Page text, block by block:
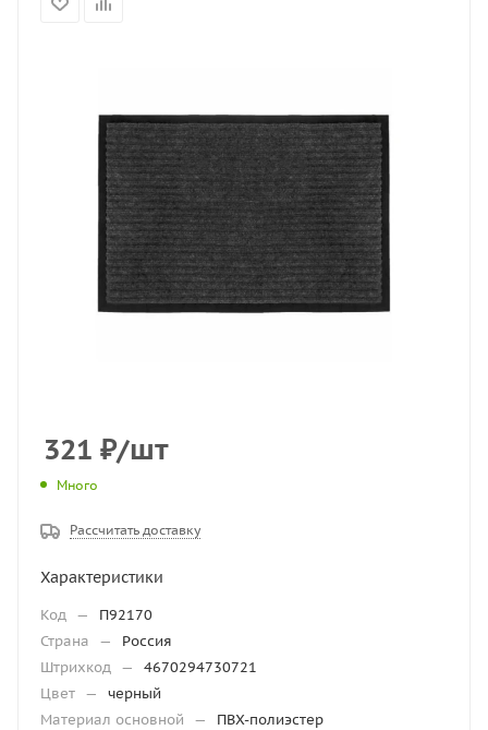
321 ₽/шт
Много
Рассчитать доставку
Характеристики
Код —
П92170
Страна
—
Россия
Штрихкод —
4670294730721
Цвет —
черный
Материал основной
— ПВХ-полиэстер